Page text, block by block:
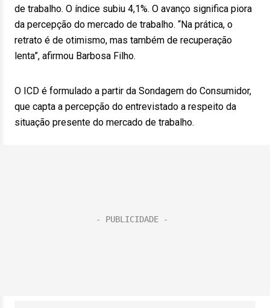
de trabalho. O índice subiu 4,1%. O avanço significa piora
da percepção do mercado de trabalho. “Na prática, o
retrato é de otimismo, mas também de recuperação
lenta”, afirmou Barbosa Filho.
O ICD é formulado a partir da Sondagem do Consumidor,
que capta a percepção do entrevistado a respeito da
situação presente do mercado de trabalho.